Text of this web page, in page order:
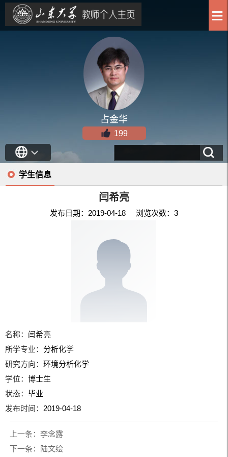
占金华
199
学生信息
闫希亮
发布日期：2019-04-18 浏览次数： 3
名称： 闫希亮
所学专业：分析化学
研究方向：环境分析化学
学位：博士生
状态：毕业
发布时间： 2019-04-18
上一条： 李念露
下一条：
陆文绘